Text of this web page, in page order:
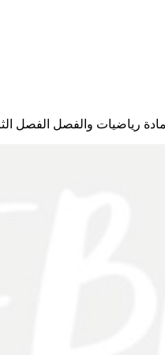
رياضيات والفصل الفصل